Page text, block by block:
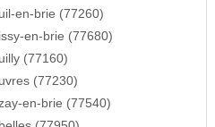
en-brie (77260)
en-brie (77680)
(77160)
(77230)
en-brie (77540)